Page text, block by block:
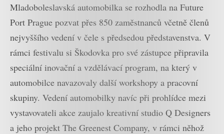
Mladoboleslavská automobilka se rozhodla na Future
Port Prague pozvat přes 850 zaměstnanců včetně členů
nejvyššího vedení v čele s předsedou představenstva. V
rámci festivalu si Škodovka pro své zástupce připravila
speciální inovační a vzdělávací program, na který v
automobilce navazovaly další workshopy a pracovní
skupiny. Vedení automobilky navíc při prohlídce mezi
vystavovateli akce zaujalo kreativní studio Q Designers
a jeho projekt The Greenest Company, v rámci něhož